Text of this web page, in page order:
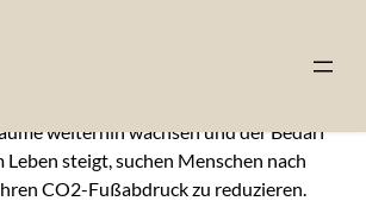
weiterhin wachsen und der Bedarf
Leben steigt, suchen Menschen nach
CO2-Fußabdruck zu reduzieren.